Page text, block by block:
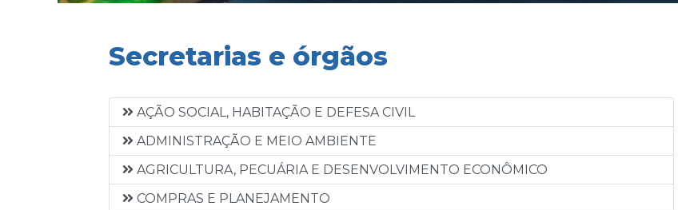
Secretarias e órgãos
AÇÃO SOCIAL, HABITAÇÃO E DEFESA CIVIL
ADMINISTRAÇÃO E MEIO AMBIENTE
AGRICULTURA, PECUÁRIA E DESENVOLVIMENTO ECONÔMICO
COMPRAS E PLANEJAMENTO